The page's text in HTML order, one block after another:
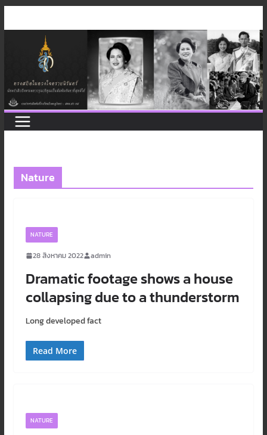
to
Nature
NATURE
28 สิงหาคม 2022 admin
Dramatic footage shows a house
collapsing due to a thunderstorm
Long developed fact
Read More
NATURE